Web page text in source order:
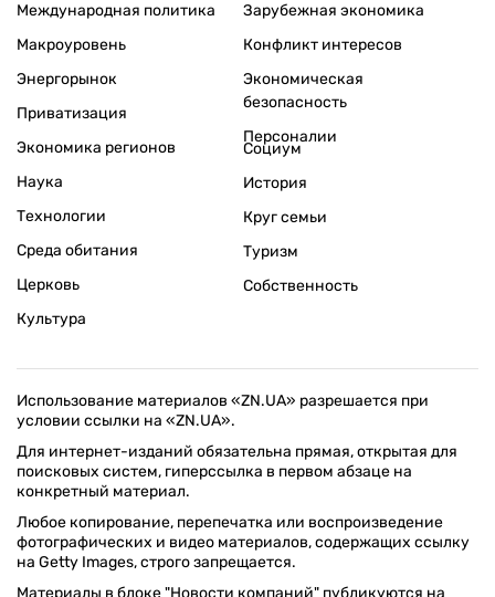
Международная политика
Макроуровень
Энергорынок
Приватизация
Экономика регионов
Зарубежная экономика
Конфликт интересов
Экономическая
безопасность
Персоналии
Наука
Технологии
Среда обитания
Церковь
Культура
Социум
История
Круг семьи
Туризм
Собственность
Использование материалов «ZN.UA» разрешается при
условии ссылки на «ZN.UA».
Для интернет-изданий обязательна прямая, открытая для
поисковых систем, гиперссылка в первом абзаце на
конкретный материал.
Любое копирование, перепечатка или воспроизведение
фотографических и видео материалов, содержащих ссылку
на Getty Images, строго запрещается.